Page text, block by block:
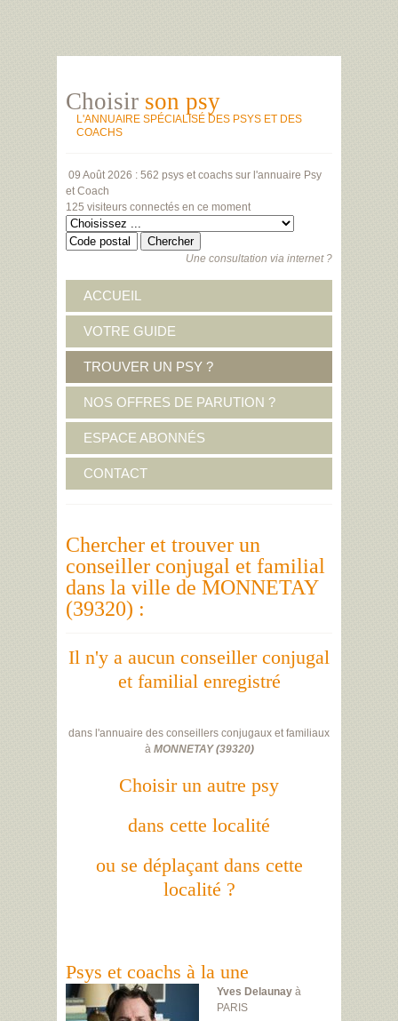
Choisir son psy
L'ANNUAIRE SPÉCIALISÉ DES PSYS ET DES
COACHS
09 Août 2026 : 562 psys et coachs sur l'annuaire Psy
et Coach
125 visiteurs connectés en ce moment
Une consultation via internet ?
ACCUEIL
VOTRE GUIDE
TROUVER UN PSY ?
NOS OFFRES DE PARUTION ?
ESPACE ABONNÉS
CONTACT
Chercher et trouver un
conseiller conjugal et familial
dans la ville de MONNETAY
(39320) :
Il n'y a aucun conseiller conjugal
et familial enregistré
dans l'annuaire des conseillers conjugaux et familiaux
à MONNETAY(39320)
Choisir un autre psy
dans cette localité
ou se déplaçant dans cette
localité ?
Psys et coachs à la une
Yves Delaunay à
PARIS